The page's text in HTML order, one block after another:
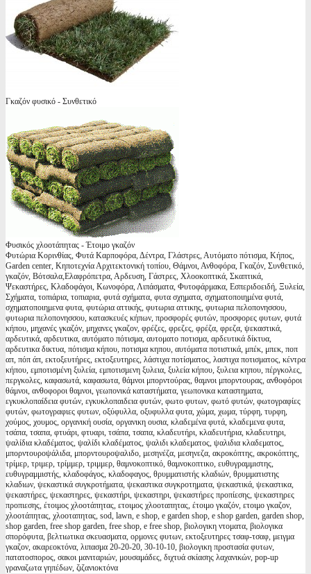
Γκαζόν φυσικό - Συνθετικό
Φυσικός χλοοτάπητας - Έτοιμο γκαζόν
Φυτώρια Κορινθίας, Φυτά Καρποφόρα, Δέντρα, Γλάστρες, Αυτόματο πότισμα, Κήπος,
Garden center, Κηποτεχνία Αρχιτεκτονική τοπίου, Θάμνοι, Ανθοφόρα, Γκαζόν, Συνθετικό,
γκαζόν, Βότσαλα,Ελαφρόπετρα, Αρδευση, Γάστρες, Χλοοκοπτικά, Σκαπτικά,
Ψεκαστήρες, Κλαδοφάγοι, Κωνοφόρα, Λιπάσματα, Φυτοφάρμακα, Εσπεριδοειδή, Ξυλεία,
Σχήματα, τοπιάρια, τοπιαρια, φυτά σχήματα, φυτα σχηματα, σχηματοποιημένα φυτά,
σχηματοποιημενα φυτα, φυτώρια αττικής, φυτωρια αττικης, φυτωρια πελοπονησσου,
φυτωρια πελοπονησσου, κατασκευές κήπων, προσφορές φυτών, προσφορες φυτων, φυτά
κήπου, μηχανές γκαζόν, μηχανες γκαζον, φρέζες, φρεζες, φρέζα, φρεζα, ψεκαστικά,
αρδευτικά, αρδευτικα, αυτόματο πότισμα, αυτοματο ποτισμα, αρδευτικά δίκτυα,
αρδευτικα δικτυα, πότισμα κήπου, ποτισμα κηπου, αυτόματα ποτιστικά, μπέκ, μπεκ, ποπ
απ, πόπ άπ, εκτοξευτήρες, εκτοξευτηρες, λάστιχα ποτίσματος, λαστιχα ποτισματος, κέντρα
κήπου, εμποτισμένη ξυλεία, εμποτισμενη ξυλεια, ξυλεία κήπου, ξυλεια κηπου, πέργκολες,
περγκολες, καφασωτά, καφασωτα, θάμνοι μπορντούρας, θαμνοι μπορντουρας, ανθοφόροι
θάμνοι, ανθοφοροι θαμνοι, γεωπονικά καταστήματα, γεωπονικα καταστηματα,
εγκυκλοπαίδεια φυτών, εγκυκλοπαιδεια φυτών, φωτο φυτων, φωτό φυτών, φωτογραφίες
φυτών, φωτογραφιες φυτων, οξύφυλλα, οξυφυλλα φυτα, χώμα, χωμα, τύρφη, τυρφη,
χούμος, χουμος, οργανική ουσία, οργανικη ουσια, κλαδεμένα φυτά, κλαδεμενα φυτα,
τσάπα, τσαπα, φτυάρι, φτυαρι, τσάπα, τσαπα, κλαδευτήρι, κλαδευτήρια, κλαδευτηρι,
ψαλίδια κλαδέματος, ψαλίδι κλαδέματος, ψαλιδι κλαδεματος, ψαλιδια κλαδεματος,
μπορντουροψάλιδα, μπορντουροψαλιδο, μεσηνέζα, μεσηνεζα, ακροκόπτης, ακροκόπτης,
τρίμερ, τριμερ, τρίμμερ, τριμμερ, θαμνοκοπτικό, θαμνοκοπτικο, ευθυγραμμιστης,
ευθυγραμμιστής, κλαδοφάγος, κλαδοφαγος, θρυμματιστής κλαδιών, θρυμματιστης
κλαδιων, ψεκαστικά συγκροτήματα, ψεκαστικα συγκροτηματα, ψεκαστικά, ψεκαστικα,
ψεκαστήρες, ψεκαστηρες, ψεκαστήρι, ψεκαστηρι, ψεκαστήρες προπίεσης, ψεκαστηρες
προπιεσης, έτοιμος χλοοτάπητας, ετοιμος χλοοταπητας, έτοιμο γκαζόν, ετοιμο γκαζον,
χλοοτάπητας, χλοοταπητας, sod, lawn, e shop, e garden shop, e shop garden, garden shop,
shop garden, free shop garden, free shop, e free shop, βιολογικη ντοματα, βιολογικα
σπορόφυτα, βελτιωτικα σκευασματα, ορμονες φυτων, εκτοξευτηρες τσαφ-τσαφ, μειγμα
γκαζον, ακαρεοκτόνα, λιπασμα 20-20-20, 30-10-10, βιολογικη προστασία φυτων,
πατατοσπορος, σακοι μανιταριών, μουσαμάδες, διχτυά σκίασης λαχανικών, pop-up
γραναζωτα γηπέδων, ζιζανιοκτόνα